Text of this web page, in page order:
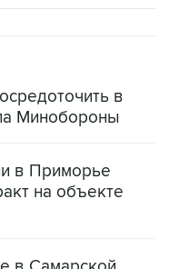
в
в Приморье
в Самарской